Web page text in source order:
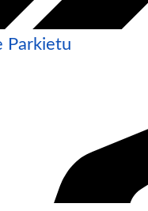
Parkietu